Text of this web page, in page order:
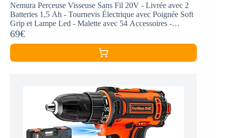
Nemura Perceuse Visseuse Sans Fil 20V - Livrée avec 2
Batteries 1,5 Ah - Tournevis Électrique avec Poignée Soft
Grip et Lampe Led - Malette avec 54 Accessoires -
Marque Française
69€